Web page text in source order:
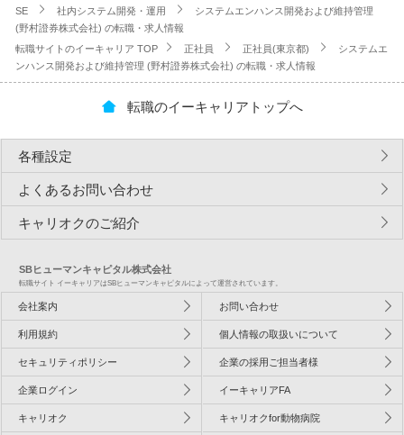
SE
社内システム開発・運用
システムエンハンス開発および維持管理
(野村證券株式会社) の転職・求人情報
転職サイトのイーキャリア TOP
正社員 正社員(東京都)
システムエ
ンハンス開発および維持管理 (野村證券株式会社) の転職・求人情報
転職のイーキャリアトップへ
各種設定
よくあるお問い合わせ
キャリオクのご紹介
SBヒューマンキャピタル株式会社
転職サイト イーキャリアはSBヒューマンキャピタルによって運営されています。
会社案内 お問い合わせ
利用規約 個人情報の取扱いについて
セキュリティポリシー 企業の採用ご担当者様
企業ログイン イーキャリアFA
キャリオク キャリオクfor動物病院